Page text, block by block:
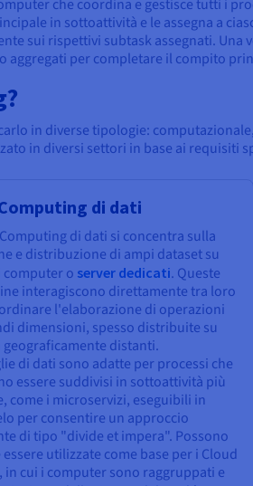
che coordina e gestisce tutti i
in sottoattività e le assegna a
sui rispettivi subtask assegnati. Una
per completare il compito
in diverse tipologie:
in diversi settori in base ai requisiti
di dati
di dati si concentra sulla
e distribuzione di ampi dataset su
computer o server dedicati. Queste
interagiscono direttamente tra loro
l'elaborazione di operazioni
dimensioni, spesso distribuite su
distanti.
di dati sono adatte per processi che
essere suddivisi in sottoattività più
come i microservizi, eseguibili in
per consentire un approccio
di tipo "divide et impera". Possono
utilizzate come base per i Cloud
in cui i computer sono raggruppati e